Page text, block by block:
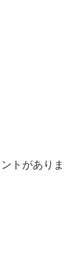
トがありま